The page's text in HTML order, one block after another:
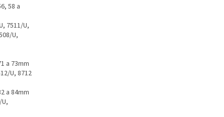
58 a
7511/U,
U,
a 73mm
U, 8712
a 84mm